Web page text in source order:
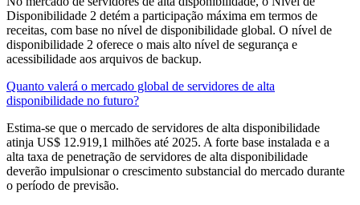
Disponibilidade 2 detém a participação máxima em termos de
receitas, com base no nível de disponibilidade global. O nível de
disponibilidade 2 oferece o mais alto nível de segurança e
acessibilidade aos arquivos de backup.
Quanto valerá o mercado global de servidores de alta
disponibilidade no futuro?
Estima-se que o mercado de servidores de alta disponibilidade
atinja US$ 12.919,1 milhões até 2025. A forte base instalada e a
alta taxa de penetração de servidores de alta disponibilidade
deverão impulsionar o crescimento substancial do mercado durante
o período de previsão.